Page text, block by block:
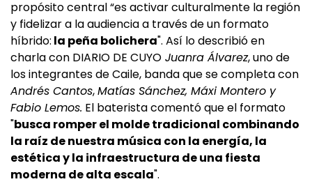
propósito central “es activar culturalmente la región
y fidelizar a la audiencia a través de un formato
híbrido: la peña bolichera". Así lo describió en
charla con DIARIO DE CUYO Juanra Álvarez, uno de
los integrantes de Caile, banda que se completa con
Andrés Cantos,Matías Sánchez, Máxi Montero y
Fabio Lemos. El baterista comentó que el formato
"busca romper el molde tradicional combinando
la raíz de nuestra música con la energía, la
estética y la infraestructura de una fiesta
moderna de alta escala".